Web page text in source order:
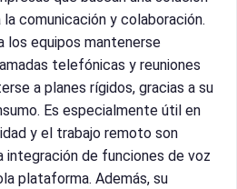
comunicación y colaboración.
los equipos mantenerse
telefónicas y reuniones
a planes rígidos, gracias a su
Es especialmente útil en
y el trabajo remoto son
integración de funciones de voz
plataforma. Además, su